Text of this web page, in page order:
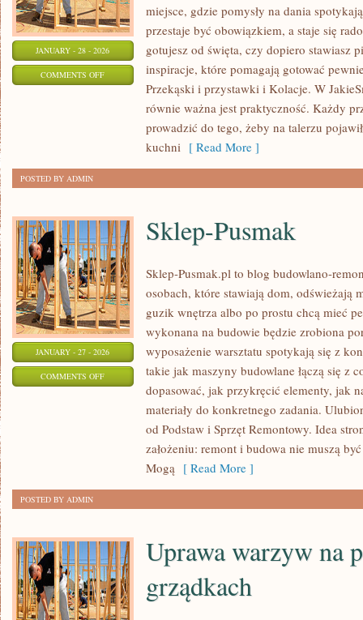
JANUARY - 28 - 2026
COMMENTS OFFON
GOTOWANIE
miejsce, gdzie pomysły na dania
przestaje być obowiązkiem, a staje się
gotujesz od święta, czy dopiero stawiasz
inspiracje, które pomagają gotować
Przekąski i przystawki i Kolacje. W
równie ważna jest praktyczność. Każdy
prowadzić do tego, żeby na talerzu
kuchni [ Read More ]
POSTED BY ADMIN
JANUARY - 27 - 2026
COMMENTS OFFON
Sklep-Pusmak
Sklep-Pusmak.pl to blog budowlano-
osobach, które stawiają dom, odświeżają
guzik wnętrza albo po prostu chcą mieć
wykonana na budowie będzie zrobiona
wyposażenie warsztatu spotykają się z
takie jak maszyny budowlane łączą się z
dopasować, jak przykręcić elementy, jak
materiały do konkretnego zadania.
od Podstaw i Sprzęt Remontowy. Idea
założeniu: remont i budowa nie muszą
Mogą [ Read More ]
POSTED BY ADMIN
Uprawa warzyw na
grządkach